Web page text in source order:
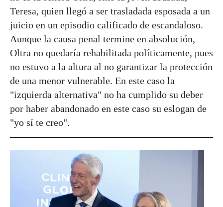
Teresa, quien llegó a ser trasladada esposada a un
juicio en un episodio calificado de escandaloso.
Aunque la causa penal termine en absolución,
Oltra no quedaría rehabilitada políticamente, pues
no estuvo a la altura al no garantizar la protección
de una menor vulnerable. En este caso la
"izquierda alternativa" no ha cumplido su deber
por haber abandonado en este caso su eslogan de
"yo sí te creo".